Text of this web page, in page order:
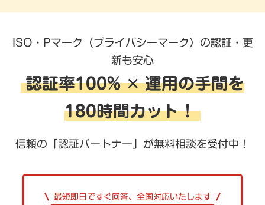
ISO・Pマーク（プライバシーマーク）の認証・更
新も安心
認証率100% ✕ 運用の手間を
180時間カット！
信頼の「認証パートナー」が無料相談を受付中！
最短即日ですぐ回答、全国対応いたします